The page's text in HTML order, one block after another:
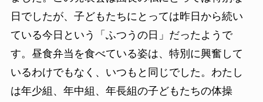
日でしたが、子どもたちにとっては昨日から続い
ている今日という「ふつうの日」だったようで
す。昼食弁当を食べている姿は、特別に興奮して
いるわけでもなく、いつもと同じでした。わたし
は年少組、年中組、年長組の子どもたちの体操